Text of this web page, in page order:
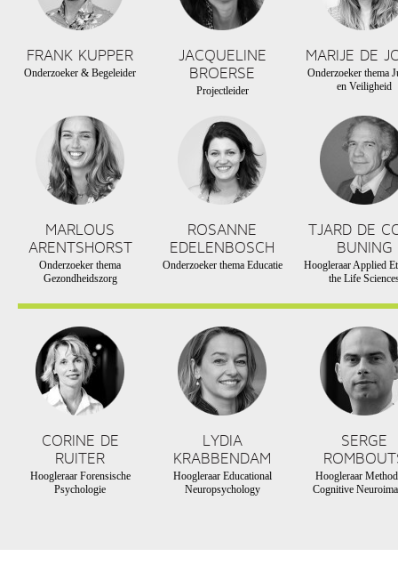
FRANK KUPPER
Onderzoeker & Begeleider
JACQUELINE
BROERSE
Projectleider
MARIJE DE
Onderzoeker thema
en Veiligheid
MARLOUS
ARENTSHORST
Onderzoeker thema
Gezondheidszorg
ROSANNE
EDELENBOSCH
Onderzoeker thema Educatie
TJARD DE
BUNING
Hoogleraar Applied
the Life
CORINE DE
RUITER
Hoogleraar Forensische
Psychologie
LYDIA
KRABBENDAM
Hoogleraar Educational
Neuropsychology
SERGE
Hoogleraar
Cognitive